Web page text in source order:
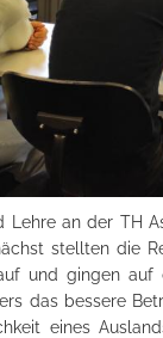
Lehre an der TH
stellten die
und gingen auf
das bessere
eines